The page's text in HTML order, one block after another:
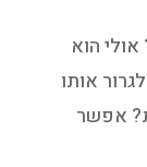
הוא
אותו
אפשר